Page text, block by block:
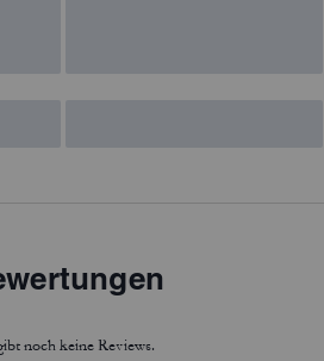
noch keine Reviews.